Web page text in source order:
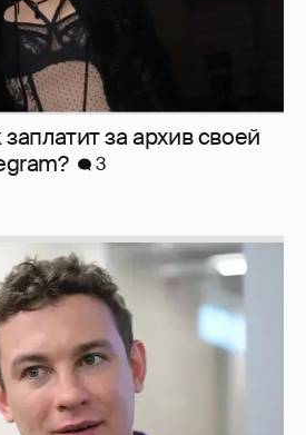
за архив своей
3